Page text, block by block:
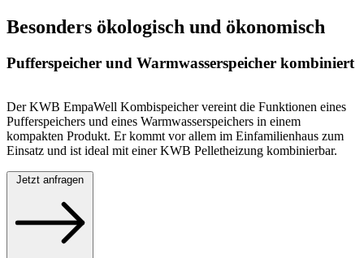
Besonders ökologisch und ökonomisch
Pufferspeicher und Warmwasser­speicher kombiniert
Der KWB EmpaWell Kombispeicher vereint die Funktionen eines
Pufferspeichers und eines Warmwasser­speichers in einem
kompakten Produkt. Er kommt vor allem im Einfamilienhaus zum
Einsatz und ist ideal mit einer KWB Pelletheizung kombinierbar.
Jetzt anfragen